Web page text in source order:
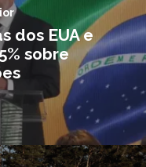
dos EUA e
sobre